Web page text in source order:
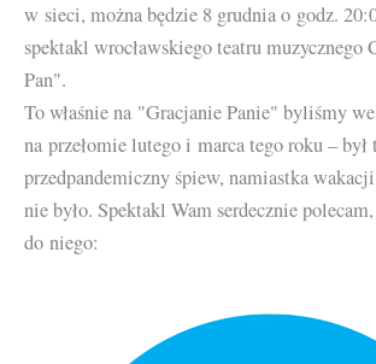
w sieci, można będzie 8 grudnia o godz.
spektakl wrocławskiego teatru
Pan".
To właśnie na "Gracjanie Panie" byliśmy
na przełomie lutego i marca tego roku – był
przedpandemiczny śpiew, namiastka
nie było. Spektakl Wam serdecznie
do niego: